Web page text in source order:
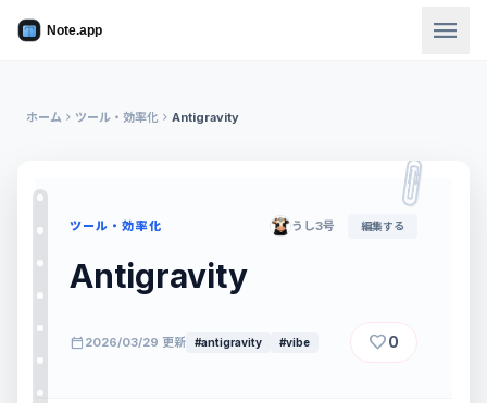
menu
ホーム chevron_right ツール・効率化 chevron_right Antigravity
ツール・効率化 うし3号 編集する
Antigravity
calendar_today 2026/03/29 更新 #antigravity #vibe favorite0